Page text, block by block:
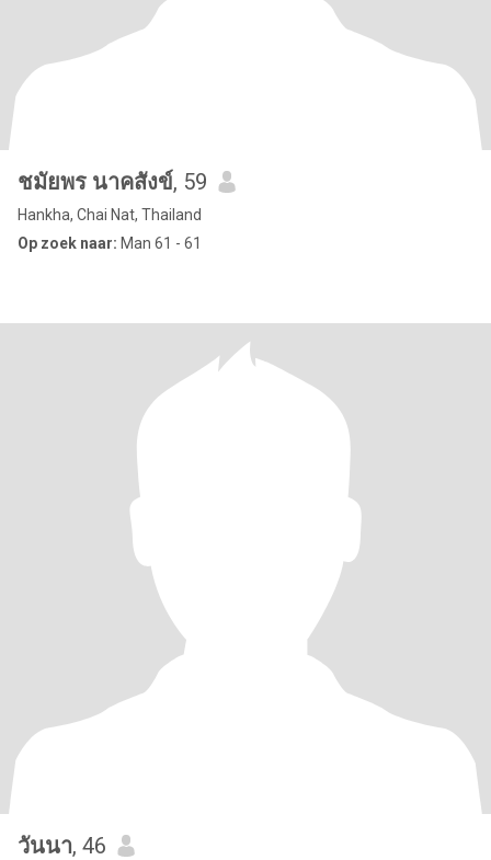
ชมัยพร นาคสังข์, 59
Hankha, Chai Nat, Thailand
Op zoek naar: Man 61 - 61
วันนา, 46